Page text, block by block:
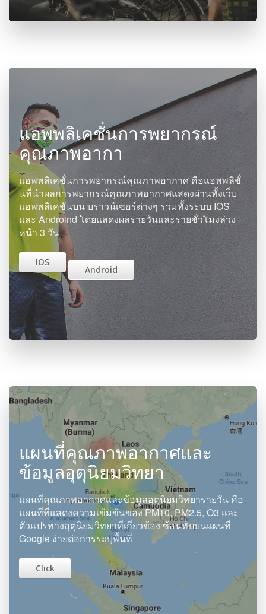
แอพพลิเคชั่นการพยากรณ์
คุณภาพอากา
แอพพลิเคชั่นการพยากรณ์คุณภาพอากาศ คือแอพพลิชั่
นที่นำผลการพยากรณ์คุณภาพอากาศแสดงผ่านทั้งเว็บ
แอพพลิเคชันบน บราวน์เซอร์ต่างๆ รวมทั้งระบบ IOS
และ Androind โดยแสดงผลรายวันและรายชั่วโมงล่วง
หน้า 3 วัน
IOS
Android
แผนที่คุณภาพอากาศและ
ข้อมูลอุตุนิยมวิทยา
แผนที่คุณภาพอากาศและข้อมูลอุตุนิยมวิทยารายวัน คือ
แผนที่ที่แสดงความเข้มข้นของ PM10, PM2.5, O3 และ
ตัวแปรทางอุตุนิยมวิทยาที่เกี่ยวข้อง ซ้อนทับบนแผนที่
Google ง่ายต่อการระบุพื้นที่
Click